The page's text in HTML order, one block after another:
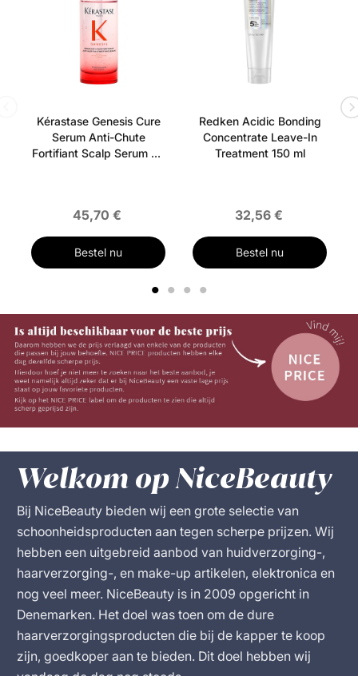
Kérastase Genesis Cure
Serum Anti-Chute
Fortifiant Scalp Serum 90
45,70 €
Bestel nu
Redken Acidic Bonding
Concentrate Leave-In
Treatment 150 ml
32,56 €
Bestel nu
1 2 3 4
Welkom op NiceBeauty
Bij NiceBeauty bieden wij een grote selectie van
schoonheidsproducten aan tegen scherpe prijzen. Wij
hebben een uitgebreid aanbod van huidverzorging-,
haarverzorging-, en make-up artikelen, elektronica en
nog veel meer. NiceBeauty is in 2009 opgericht in
Denemarken. Het doel was toen om de dure
haarverzorgingsproducten die bij de kapper te koop
zijn, goedkoper aan te bieden. Dit doel hebben wij